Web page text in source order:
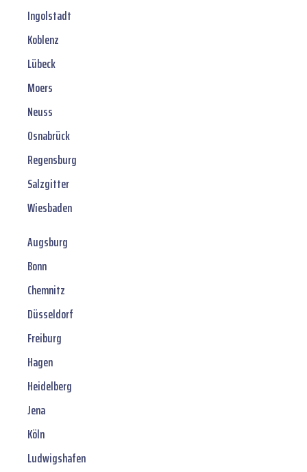
Ingolstadt
Koblenz
Lübeck
Moers
Neuss
Osnabrück
Regensburg
Salzgitter
Wiesbaden
Augsburg
Bonn
Chemnitz
Düsseldorf
Freiburg
Hagen
Heidelberg
Jena
Köln
Ludwigshafen